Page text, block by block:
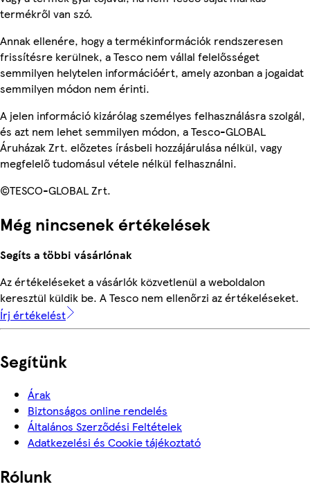
termékről van szó.
Annak ellenére, hogy a termékinformációk rendszeresen
frissítésre kerülnek, a Tesco nem vállal felelősséget
semmilyen helytelen információért, amely azonban a jogaidat
semmilyen módon nem érinti.
A jelen információ kizárólag személyes felhasználásra szolgál,
és azt nem lehet semmilyen módon, a Tesco-GLOBAL
Áruházak Zrt. előzetes írásbeli hozzájárulása nélkül, vagy
megfelelő tudomásul vétele nélkül felhasználni.
©TESCO-GLOBAL Zrt.
Még nincsenek értékelések
Segíts a többi vásárlónak
Az értékeléseket a vásárlók közvetlenül a weboldalon
keresztül küldik be. A Tesco nem ellenőrzi az értékeléseket.
Írj értékelést
Segítünk
Árak
Biztonságos online rendelés
Általános Szerződési Feltételek
Adatkezelési és Cookie tájékoztató
Rólunk